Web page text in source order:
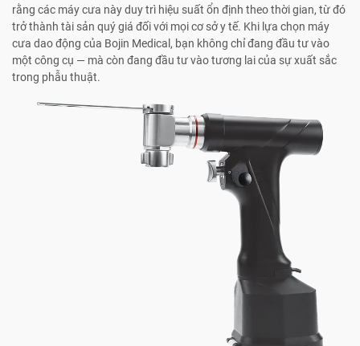
rằng các máy cưa này duy trì hiệu suất ổn định theo thời gian, từ đó
trở thành tài sản quý giá đối với mọi cơ sở y tế. Khi lựa chọn máy
cưa dao động của Bojin Medical, bạn không chỉ đang đầu tư vào
một công cụ — mà còn đang đầu tư vào tương lai của sự xuất sắc
trong phẫu thuật.